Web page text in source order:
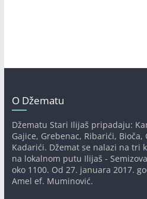
O Džematu
Džematu Stari Ilijaš pripadaju:
Gajice, Grebenac, Ribarići, Bioča,
Kadarići. Džemat se nalazi na tri
na lokalnom putu Ilijaš -
oko 1100. Od 27. januara 2017.
Amel ef. Muminović.